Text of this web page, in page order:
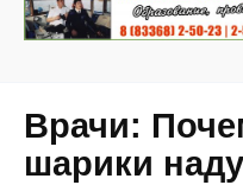
Врачи:
шарики